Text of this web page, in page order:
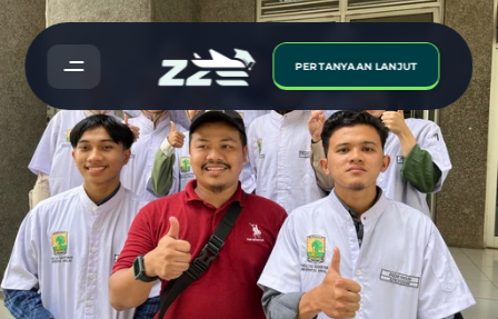
PERTANYAAN LANJUT
Universitas Andalas